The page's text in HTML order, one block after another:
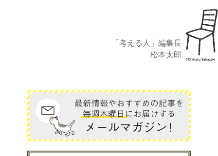
「考える人」編集長
松本太郎